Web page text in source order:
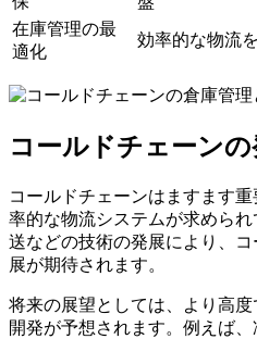
在庫管理の最
適化
効率的な物流
コールドチェーン
コールドチェーンはますます
率的な物流システムが求めら
送などの技術の発展により、
展が期待されます。
将来の展望としては、より高
開発が予想されます。例えば